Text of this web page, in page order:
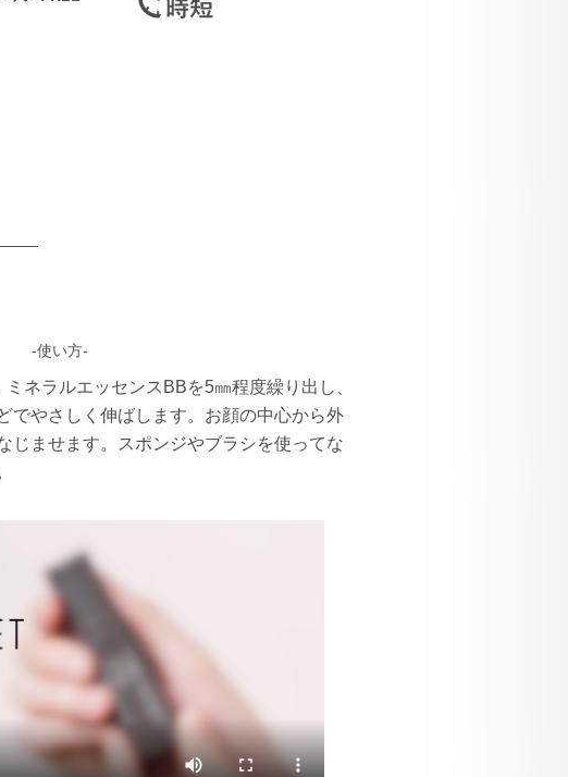
-使い方-
ネラルエッセンスBBを5㎜程度繰り出し、
でやさしく伸ばします。お顔の中心から外
じませます。スポンジやブラシを使ってな